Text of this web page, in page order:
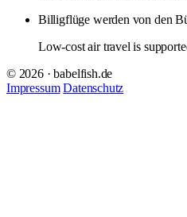
Billigflüge werden von den
Low-cost air travel is
© 2026 · babelfish.de
Impressum Datenschutz